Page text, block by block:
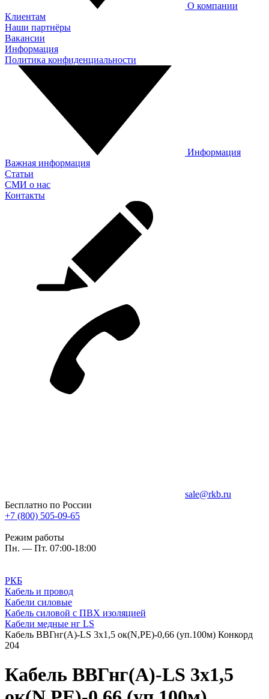
О компании
Клиентам
Наши партнёры
Вакансии
Информация
Политика конфиденциальности
Информация
Важная информация
Статьи
СМИ о нас
Контакты
sale@rkb.ru
Бесплатно по России
+7 (800) 505-09-65
Режим работы
Пн. — Пт. 07:00-18:00
РКБ
Кабель и провод
Кабели силовые
Кабель силовой с ПВХ изоляцией
Кабели медные нг LS
Кабель ВВГнг(A)-LS 3х1,5 ок(N,PE)-0,66 (уп.100м) Конкорд
204
Кабель ВВГнг(A)-LS 3х1,5